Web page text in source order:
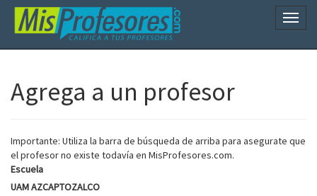
Agrega a un profesor
Importante: Utiliza la barra de búsqueda de arriba para asegurate que
el profesor no existe todavía en MisProfesores.com.
Escuela
UAM AZCAPTOZALCO